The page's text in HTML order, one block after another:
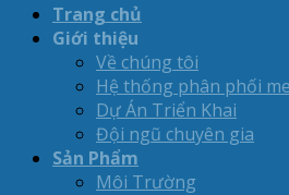
Trang chủ
Giới thiệu
Về chúng tôi
Hệ thống phân phối
Dự Án Triển Khai
Đội ngũ chuyên gia
Sản Phẩm
Môi Trường